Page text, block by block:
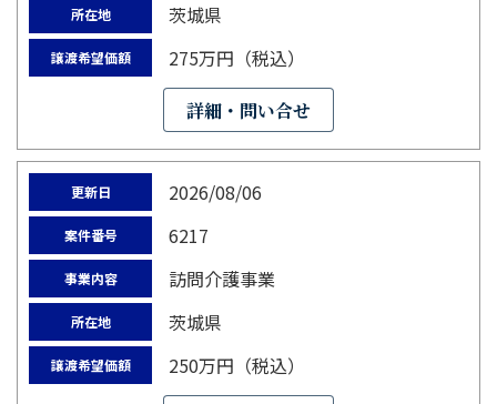
所在地 茨城県
譲渡希望価額 275万円（税込）
詳細・問い合せ
更新日 2026/08/06
案件番号 6217
事業内容 訪問介護事業
所在地 茨城県
譲渡希望価額 250万円（税込）